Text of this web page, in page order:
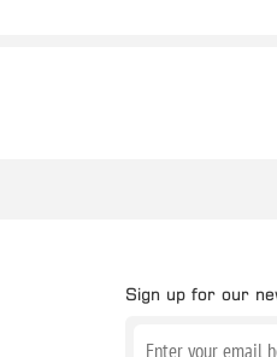
Sign up for our